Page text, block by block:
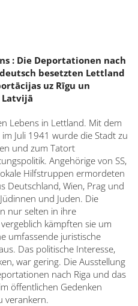
: Die Deportationen nach
besetzten Lettland
uz Rīgu un
Latvijā
Lebens in Lettland. Mit dem
Juli 1941 wurde die Stadt zu
und zum Tatort
Angehörige von SS,
Hilfstruppen ermordeten
Deutschland, Wien, Prag und
und Juden. Die
nur selten in ihre
kämpften sie um
umfassende juristische
Das politische Interesse,
war gering. Die Ausstellung
nach Riga und das
öffentlichen Gedenken
verankern.